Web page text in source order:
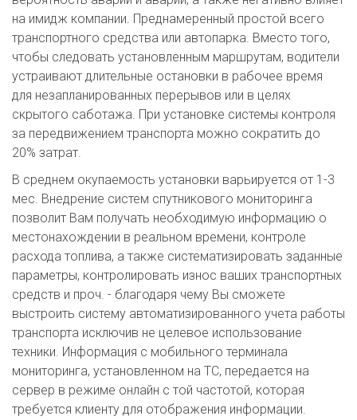
на имидж компании. Преднамеренный простой всего
транспортного средства или автопарка. Вместо того,
чтобы следовать установленным маршрутам, водители
устраивают длительные остановки в рабочее время
для незапланированных перерывов или в целях
скрытого саботажа. При установке системы контроля
за передвижением транспорта можно сократить до
20% затрат.
В среднем окупаемость установки варьируется от 1-3
мес. Внедрение систем спутникового мониторинга
позволит Вам получать необходимую информацию о
местонахождении в реальном времени, контроле
расхода топлива, а также систематизировать заданные
параметры, контролировать износ ваших транспортных
средств и проч. - благодаря чему Вы сможете
выстроить систему автоматизированного учета работы
транспорта исключив не целевое использование
техники. Информация с мобильного терминала
мониторинга, установленном на ТС, передается на
сервер в режиме онлайн с той частотой, которая
требуется клиенту для отображения информации.